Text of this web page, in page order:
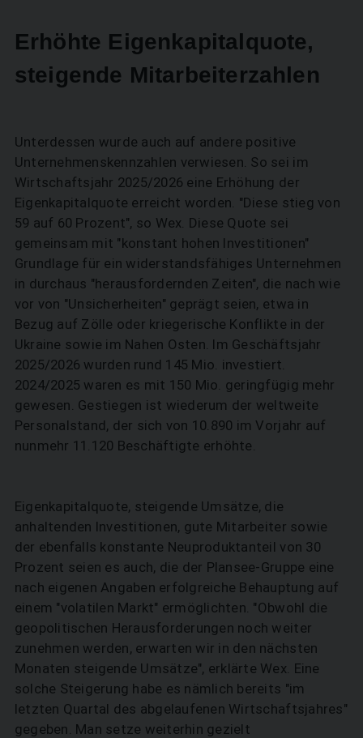
Erhöhte Eigenkapitalquote,
steigende Mitarbeiterzahlen
Unterdessen wurde auch auf andere positive
Unternehmenskennzahlen verwiesen. So sei im
Wirtschaftsjahr 2025/2026 eine Erhöhung der
Eigenkapitalquote erreicht worden. "Diese stieg von
59 auf 60 Prozent", so Wex. Diese Quote sei
gemeinsam mit "konstant hohen Investitionen"
Grundlage für ein widerstandsfähiges Unternehmen
in durchaus "herausfordernden Zeiten", die nach wie
vor von "Unsicherheiten" geprägt seien, etwa in
Bezug auf Zölle oder kriegerische Konflikte in der
Ukraine sowie im Nahen Osten. Im Geschäftsjahr
2025/2026 wurden rund 145 Mio. investiert.
2024/2025 waren es mit 150 Mio. geringfügig mehr
gewesen. Gestiegen ist wiederum der weltweite
Personalstand, der sich von 10.890 im Vorjahr auf
nunmehr 11.120 Beschäftigte erhöhte.
Eigenkapitalquote, steigende Umsätze, die
anhaltenden Investitionen, gute Mitarbeiter sowie
der ebenfalls konstante Neuproduktanteil von 30
Prozent seien es auch, die der Plansee-Gruppe eine
nach eigenen Angaben erfolgreiche Behauptung auf
einem "volatilen Markt" ermöglichten. "Obwohl die
geopolitischen Herausforderungen noch weiter
zunehmen werden, erwarten wir in den nächsten
Monaten steigende Umsätze", erklärte Wex. Eine
solche Steigerung habe es nämlich bereits "im
letzten Quartal des abgelaufenen Wirtschaftsjahres"
gegeben. Man setze weiterhin gezielt